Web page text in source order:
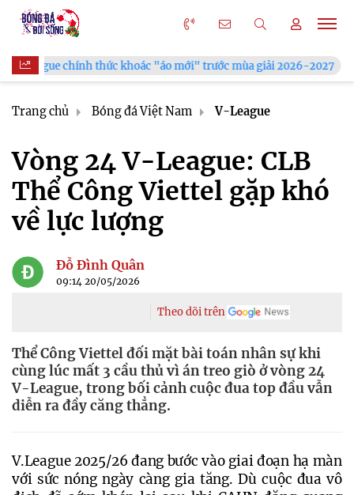
chính thức khoác "áo mới" trước mùa giải 2026-2027 Xã
Trang chủ Bóng đá Việt Nam V-League
Vòng 24 V-League: CLB
Thể Công Viettel gặp khó
về lực lượng
Đỗ Đình Quân
09:14 20/05/2026
Theo dõi trên
Thể Công Viettel đối mặt bài toán nhân sự khi
cùng lúc mất 3 cầu thủ vì án treo giò ở vòng 24
V-League, trong bối cảnh cuộc đua top đầu vẫn
diễn ra đầy căng thẳng.
V.League 2025/26 đang bước vào giai đoạn hạ màn
với sức nóng ngày càng gia tăng. Dù cuộc đua vô